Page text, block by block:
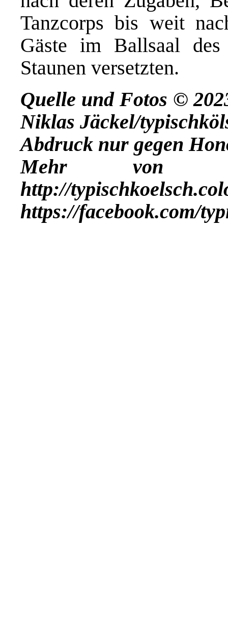
Tanzcorps bis weit
Gäste im Ballsaal
Staunen versetzten.
Quelle und Fotos ©
Niklas Jäckel/
Abdruck nur gegen
Mehr
http://
https://facebook.com/